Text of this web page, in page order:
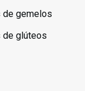
de gemelos
de glúteos